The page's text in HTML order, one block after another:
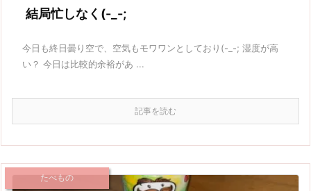
結局忙しなく(-_-;
今日も終日曇り空で、空気もモワワンとしており(-_-; 湿度が高
い？ 今日は比較的余裕があ ...
記事を読む
たべもの